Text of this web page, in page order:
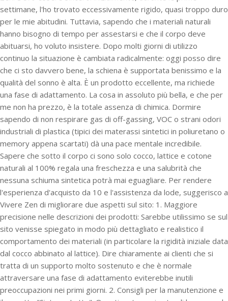
settimane, l'ho trovato eccessivamente rigido, quasi troppo duro
per le mie abitudini. Tuttavia, sapendo che i materiali naturali
hanno bisogno di tempo per assestarsi e che il corpo deve
abituarsi, ho voluto insistere. Dopo molti giorni di utilizzo
continuo la situazione è cambiata radicalmente: oggi posso dire
che ci sto davvero bene, la schiena è supportata benissimo e la
qualità del sonno è alta. È un prodotto eccellente, ma richiede
una fase di adattamento. La cosa in assoluto più bella, e che per
me non ha prezzo, è la totale assenza di chimica. Dormire
sapendo di non respirare gas di off-gassing, VOC o strani odori
industriali di plastica (tipici dei materassi sintetici in poliuretano o
memory appena scartati) dà una pace mentale incredibile.
Sapere che sotto il corpo ci sono solo cocco, lattice e cotone
naturali al 100% regala una freschezza e una salubrità che
nessuna schiuma sintetica potrà mai eguagliare. Per rendere
l'esperienza d'acquisto da 10 e l'assistenza da lode, suggerisco a
Vivere Zen di migliorare due aspetti sul sito: 1. Maggiore
precisione nelle descrizioni dei prodotti: Sarebbe utilissimo se sul
sito venisse spiegato in modo più dettagliato e realistico il
comportamento dei materiali (in particolare la rigidità iniziale data
dal cocco abbinato al lattice). Dire chiaramente ai clienti che si
tratta di un supporto molto sostenuto e che è normale
attraversare una fase di adattamento eviterebbe inutili
preoccupazioni nei primi giorni. 2. Consigli per la manutenzione e